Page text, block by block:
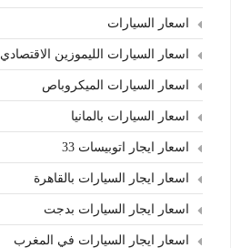
اسعار السيارات
اسعار السيارات الليموزين الاقتصادي
اسعار السيارات الميكروباص
اسعار السيارات بالمانيا
اسعار ايجار اتوبيسات 33
اسعار ايجار السيارات بالقاهرة
اسعار ايجار السيارات بدجت
اسعار ايجار السيارات في المغرب